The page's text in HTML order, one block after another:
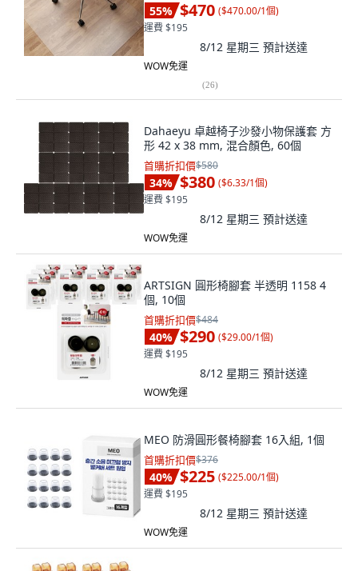
55% $470 ($470.00/1個)
運費 $195
8/12 星期三 預計送達
WOW免運
(26)
Dahaeyu 卓越椅子沙發小物保護套 方
形 42 x 38 mm, 混合顏色, 60個
首購折扣價$580
34% $380 ($6.33/1個)
運費 $195
8/12 星期三 預計送達
WOW免運
ARTSIGN 圓形椅腳套 半透明 1158 4
個, 10個
首購折扣價$484
40% $290 ($29.00/1個)
運費 $195
8/12 星期三 預計送達
WOW免運
MEO 防滑圓形餐椅腳套 16入組, 1個
首購折扣價$376
40% $225 ($225.00/1個)
運費 $195
8/12 星期三 預計送達
WOW免運